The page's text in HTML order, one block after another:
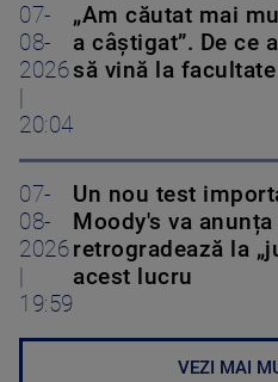
07-
08-
2026
|
20:04
„Am căutat mai
a câștigat”. De ce
să vină la
07-
08-
2026
|
19:59
Un nou test
Moody's va
retrogradează la
acest lucru
VEZI MAI